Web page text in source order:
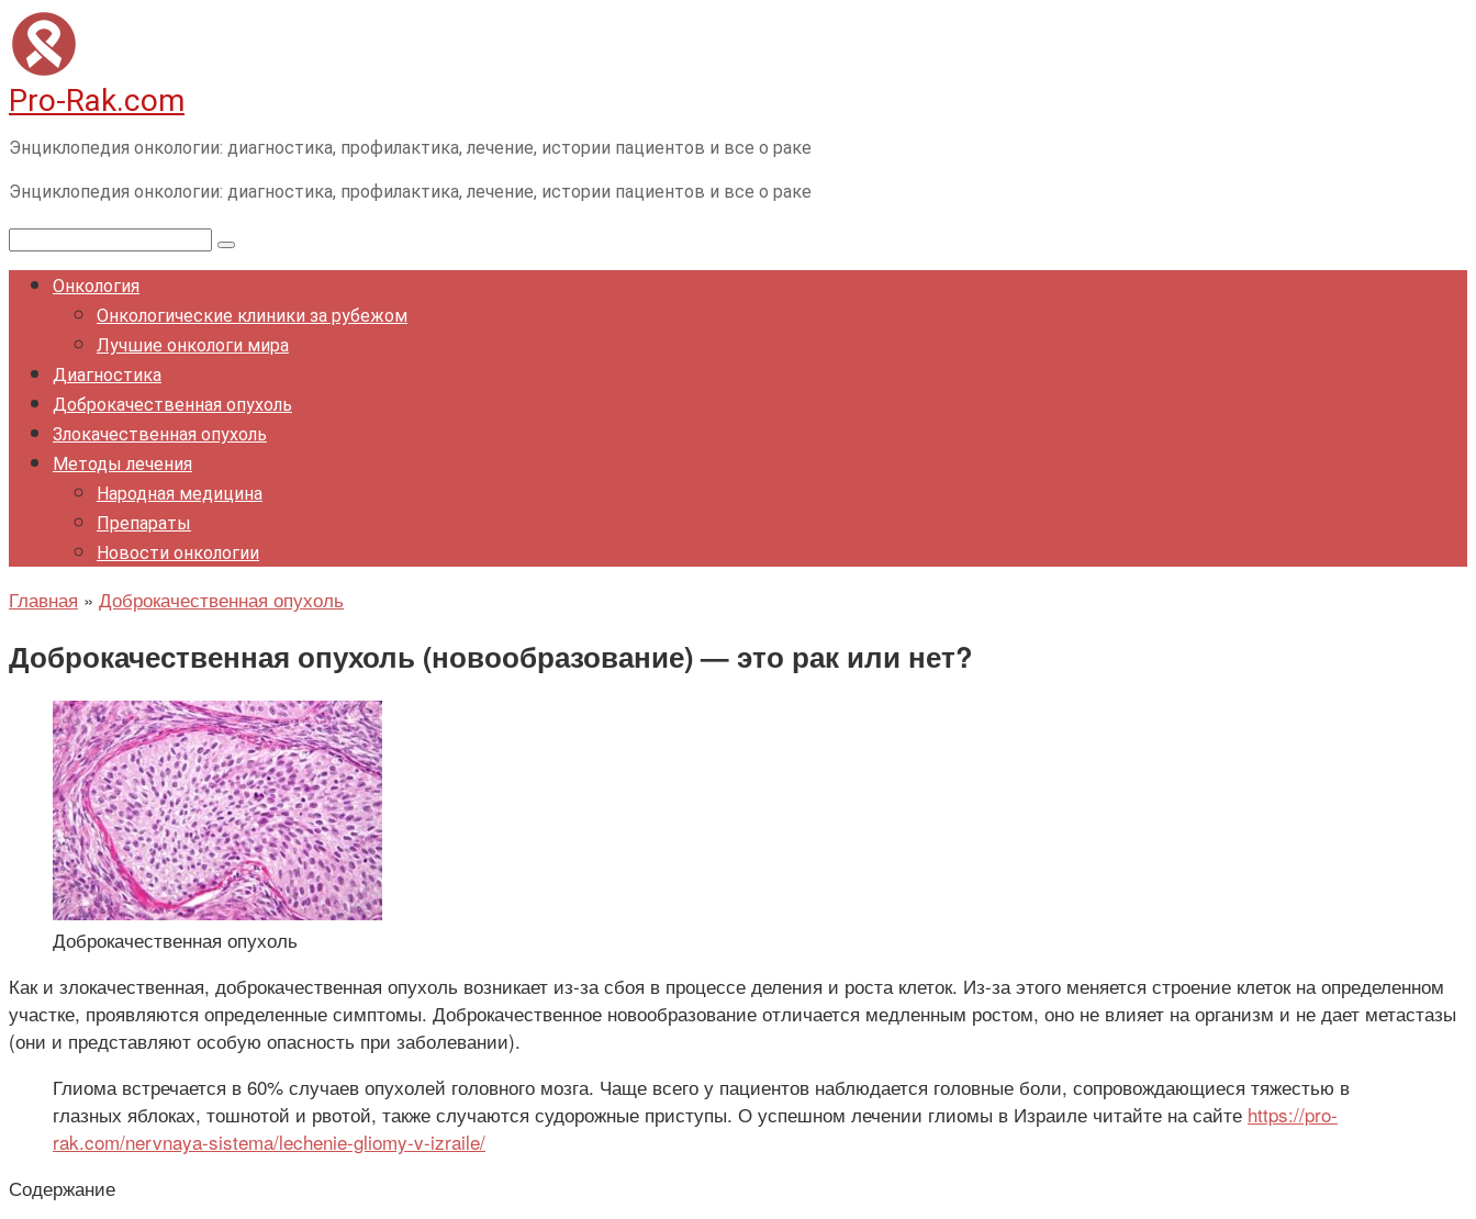
Перейти
к
контенту
Pro-Rak.com
Энциклопедия онкологии: диагностика, профилактика, лечение, истории пациентов и все о раке
Энциклопедия онкологии: диагностика, профилактика, лечение, истории пациентов и все о раке
Поиск:
Онкология
Онкологические клиники за рубежом
Лучшие онкологи мира
Диагностика
Доброкачественная опухоль
Злокачественная опухоль
Методы лечения
Народная медицина
Препараты
Новости онкологии
Главная » Доброкачественная опухоль
Доброкачественная опухоль (новообразование) — это рак или нет?
Доброкачественная опухоль
Как и злокачественная, доброкачественная опухоль возникает из-за сбоя в процессе деления и роста клеток. Из-за этого меняется строение клеток на определенном
участке, проявляются определенные симптомы. Доброкачественное новообразование отличается медленным ростом, оно не влияет на организм и не дает метастазы
(они и представляют особую опасность при заболевании).
Глиома встречается в 60% случаев опухолей головного мозга. Чаще всего у пациентов наблюдается головные боли, сопровождающиеся тяжестью в
глазных яблоках, тошнотой и рвотой, также случаются судорожные приступы. О успешном лечении глиомы в Израиле читайте на сайте https://pro-
rak.com/nervnaya-sistema/lechenie-gliomy-v-izraile/
Содержание